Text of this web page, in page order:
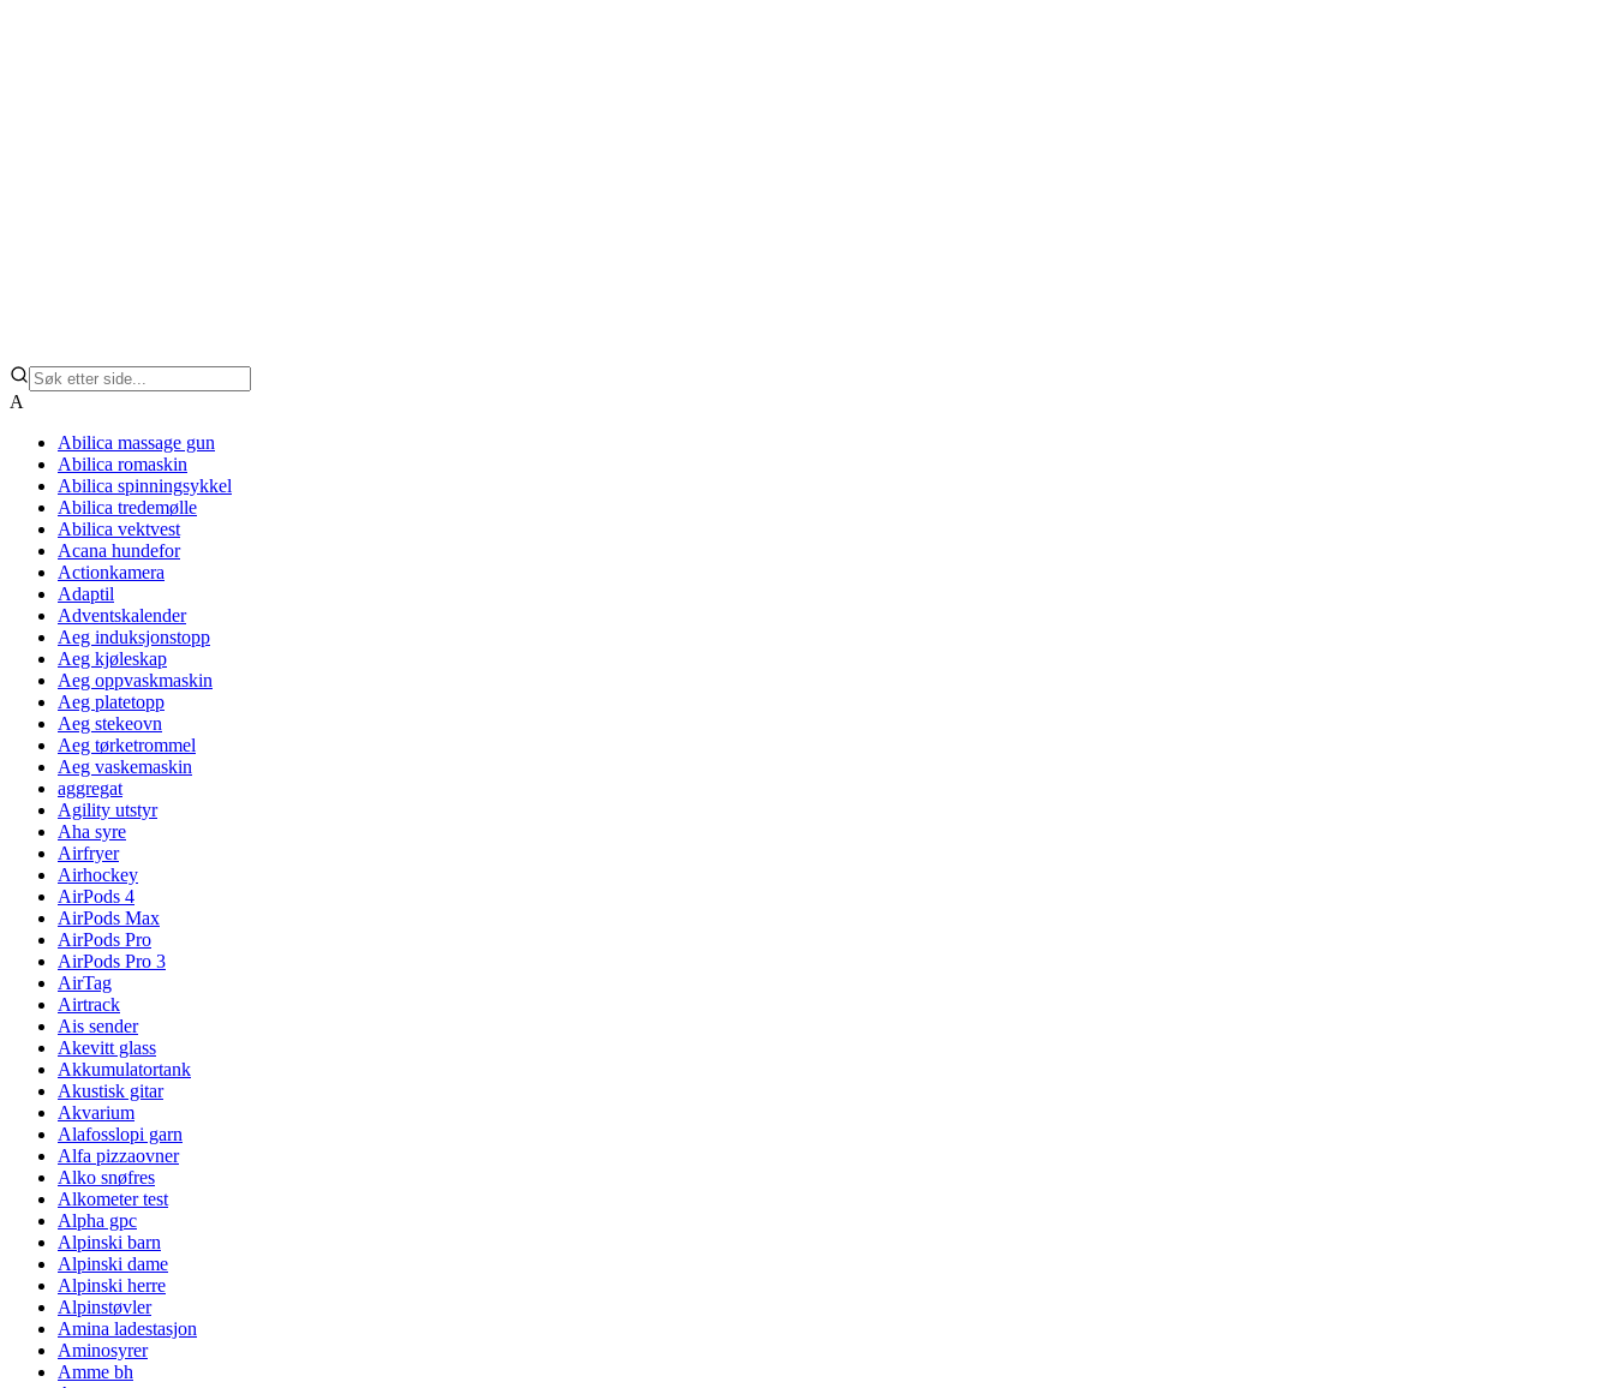
A
Abilica massage gun
Abilica romaskin
Abilica spinningsykkel
Abilica tredemølle
Abilica vektvest
Acana hundefor
Actionkamera
Adaptil
Adventskalender
Aeg induksjonstopp
Aeg kjøleskap
Aeg oppvaskmaskin
Aeg platetopp
Aeg stekeovn
Aeg tørketrommel
Aeg vaskemaskin
aggregat
Agility utstyr
Aha syre
Airfryer
Airhockey
AirPods 4
AirPods Max
AirPods Pro
AirPods Pro 3
AirTag
Airtrack
Ais sender
Akevitt glass
Akkumulatortank
Akustisk gitar
Akvarium
Alafosslopi garn
Alfa pizzaovner
Alko snøfres
Alkometer test
Alpha gpc
Alpinski barn
Alpinski dame
Alpinski herre
Alpinstøvler
Amina ladestasjon
Aminosyrer
Amme bh